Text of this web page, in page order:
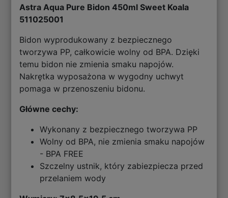
Astra Aqua Pure Bidon 450ml Sweet Koala
511025001
Bidon wyprodukowany z bezpiecznego
tworzywa PP, całkowicie wolny od BPA. Dzięki
temu bidon nie zmienia smaku napojów.
Nakrętka wyposażona w wygodny uchwyt
pomaga w przenoszeniu bidonu.
Główne cechy:
Wykonany z bezpiecznego tworzywa PP
Wolny od BPA, nie zmienia smaku napojów
- BPA FREE
Szczelny ustnik, który zabiezpiecza przed
przelaniem wody